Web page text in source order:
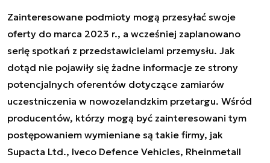
Zainteresowane podmioty mogą przesyłać swoje
oferty do marca 2023 r., a wcześniej zaplanowano
serię spotkań z przedstawicielami przemysłu. Jak
dotąd nie pojawiły się żadne informacje ze strony
potencjalnych oferentów dotyczące zamiarów
uczestniczenia w nowozelandzkim przetargu. Wśród
producentów, którzy mogą być zainteresowani tym
postępowaniem wymieniane są takie firmy, jak
Supacta Ltd., Iveco Defence Vehicles, Rheinmetall